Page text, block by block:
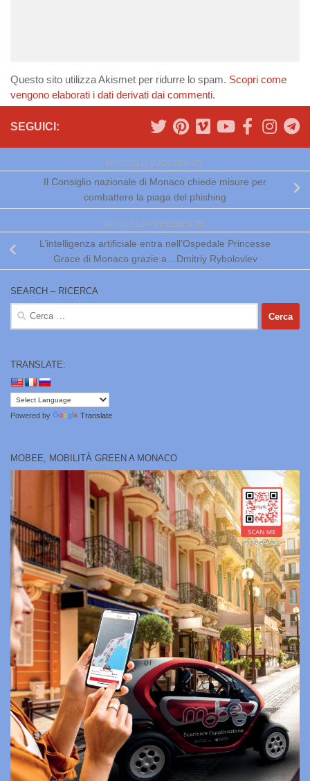
Questo sito utilizza Akismet per ridurre lo spam. Scopri come
vengono elaborati i dati derivati dai commenti.
SEGUICI:
ARTICOLO SUCCESSIVO
Il Consiglio nazionale di Monaco chiede misure per
combattere la piaga del phishing
ARTICOLO PRECEDENTE
L’intelligenza artificiale entra nell’Ospedale Princesse
Grace di Monaco grazie a…Dmitriy Rybolovlev
SEARCH – RICERCA
Ricerca
TRANSLATE:
Powered by Translate
MOBEE, MOBILITÀ GREEN A MONACO